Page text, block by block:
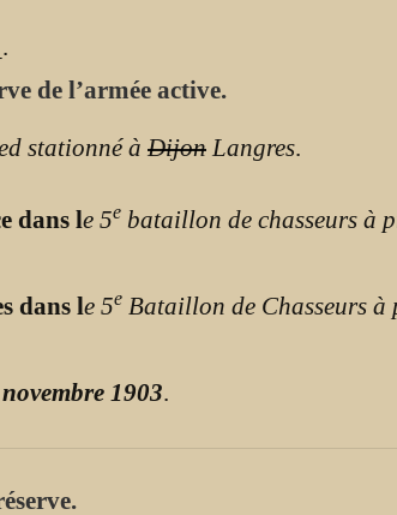
de l’armée active.
stationné à Dijon Langres.
dans le 5e bataillon de chasseurs à
dans le 5e Bataillon de Chasseurs à
1903.